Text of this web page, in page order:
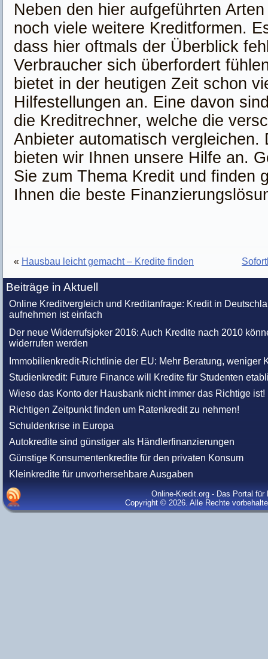
Neben den hier aufgeführten
noch viele weitere Kreditformen.
dass hier oftmals der Überblick
Verbraucher sich überfordert
bietet in der heutigen Zeit schon
Hilfestellungen an. Eine davon
die Kreditrechner, welche die
Anbieter automatisch vergleichen.
bieten wir Ihnen unsere Hilfe an.
Sie zum Thema Kredit und finden
Ihnen die beste
« Hausbau leicht gemacht – Kredite finden
Beiträge in Aktuell
Online Kreditvergleich und Kreditanfrage: Kredit in
aufnehmen ist einfach
Der neue Widerrufsjoker 2016: Auch Kredite nach 2010
widerrufen werden
Immobilienkredit-Richtlinie der EU: Mehr Beratung, weniger
Studienkredit: Future Finance will Kredite für Studenten
Wieso das Konto der Hausbank nicht immer das Richtige ist!
Richtigen Zeitpunkt finden um Ratenkredit zu nehmen!
Schuldenkrise in Europa
Autokredite sind günstiger als Händlerfinanzierungen
Günstige Konsumentenkredite für den privaten Konsum
Kleinkredite für unvorhersehbare Ausgaben
Online-Kredit.org - Das Portal
Copyright © 2026. Alle Rechte